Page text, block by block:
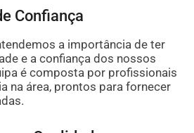
Confiança
a importância de ter
e a confiança dos nossos
é composta por profissionais
na área, prontos para fornecer